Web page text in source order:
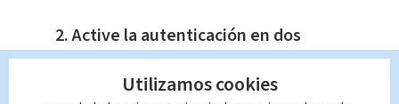
2. Active la autenticación en dos
pasos:Esto añade una capa extra de
seguridad a tus cuentas.
Utilizamos cookies